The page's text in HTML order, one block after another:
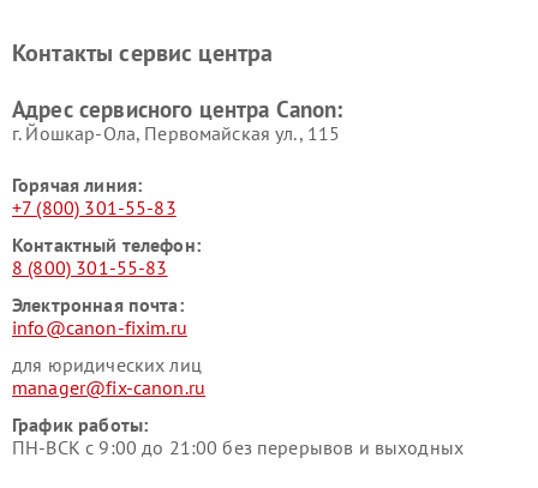
Контакты сервис центра
Адрес сервисного центра Canon:
г. Йошкар-Ола, Первомайская ул., 115
Горячая линия:
+7 (800) 301-55-83
Контактный телефон:
8 (800) 301-55-83
Электронная почта:
info@canon-fixim.ru
для юридических лиц
manager@fix-canon.ru
График работы:
ПН-ВСК с 9:00 до 21:00 без перерывов и выходных